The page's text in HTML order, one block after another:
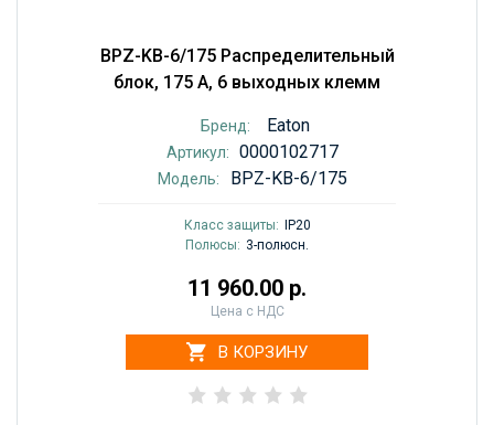
BPZ-KB-6/175 Распределительный
блок, 175 А, 6 выходных клемм
Бренд: Eaton
Артикул: 0000102717
Модель: BPZ-KB-6/175
Класс защиты:
IP20
Полюсы: 3-полюсн.
11 960.00 р.
Цена с НДС
В КОРЗИНУ